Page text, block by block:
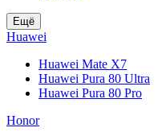
Ещё
Huawei
Huawei Mate X7
Huawei Pura 80 Ultra
Huawei Pura 80 Pro
Honor